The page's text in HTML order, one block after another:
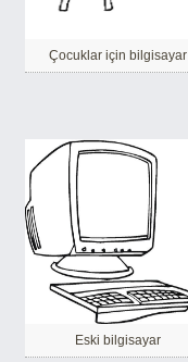
Çocuklar için bilgisayar
Eski bilgisayar